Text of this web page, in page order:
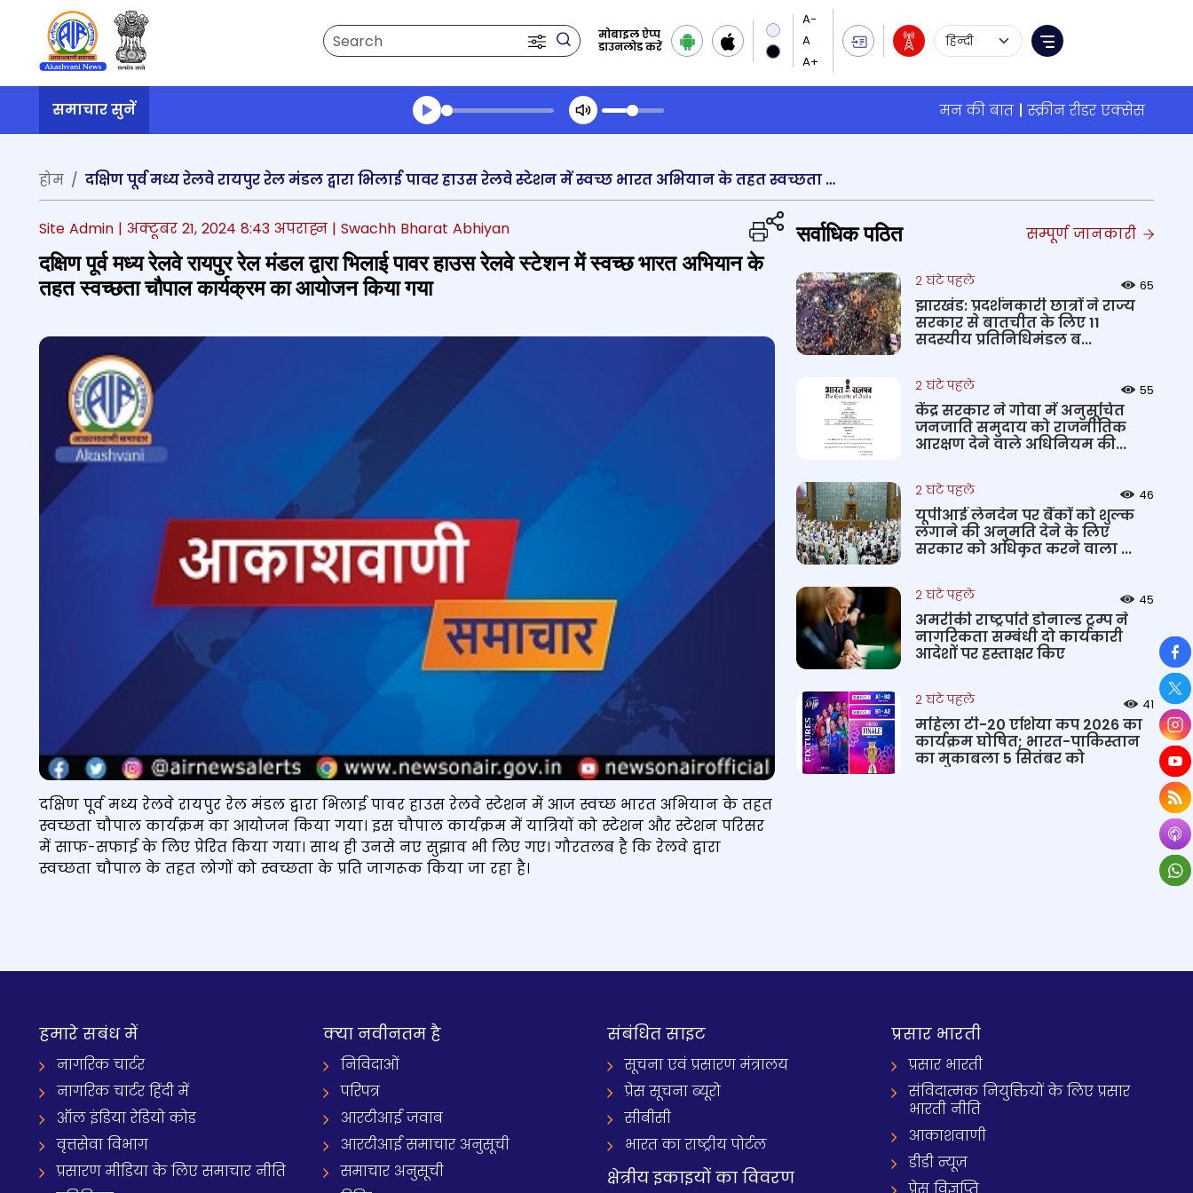
Search
मोबाइल ऐप्प
डाउनलोड करें
Language Selection
Menu
समाचार सुनें मन की बात
स्क्रीन रीडर एक्सेस
Transcript summary
होम
दक्षिण पूर्व मध्य रेलवे रायपुर रेल मंडल द्वारा भिलाई पावर हाउस रेलवे स्टेशन में स्वच्छ भारत अभियान के तहत स्वच्छता चौपाल कार्यक्रम का आयोजन किया गया
Site Admin | अक्टूबर 21, 2024 8:43 अपराह्न | Swachh Bharat Abhiyan
दक्षिण पूर्व मध्य रेलवे रायपुर रेल मंडल द्वारा भिलाई पावर हाउस रेलवे स्टेशन में स्वच्छ भारत अभियान के
तहत स्वच्छता चौपाल कार्यक्रम का आयोजन किया गया
दक्षिण पूर्व मध्य रेलवे रायपुर रेल मंडल द्वारा भिलाई पावर हाउस रेलवे स्टेशन में आज स्वच्छ भारत अभियान के तहत
स्वच्छता चौपाल कार्यक्रम का आयोजन किया गया। इस चौपाल कार्यक्रम में यात्रियों को स्टेशन और स्टेशन परिसर
में साफ-सफाई के लिए प्रेरित किया गया। साथ ही उनसे नए सुझाव भी लिए गए। गौरतलब है कि रेलवे द्वारा
स्वच्छता चौपाल के तहत लोगों को स्वच्छता के प्रति जागरूक किया जा रहा है।
सर्वाधिक पठित सम्पूर्ण जानकारी
2 घंटे पहले 65
झारखंड: प्रदर्शनकारी छात्रों ने राज्य
सरकार से बातचीत के लिए 11
सदस्यीय प्रतिनिधिमंडल ब...
2 घंटे पहले 55
केंद्र सरकार ने गोवा में अनुसूचित
जनजाति समुदाय को राजनीतिक
आरक्षण देने वाले अधिनियम की...
2 घंटे पहले 46
यूपीआई लेनदेन पर बैंकों को शुल्क
लगाने की अनुमति देने के लिए
सरकार को अधिकृत करने वाला ...
2 घंटे पहले 45
अमरीकी राष्ट्रपति डोनाल्ड ट्रम्प ने
नागरिकता सम्बंधी दो कार्यकारी
आदेशों पर हस्ताक्षर किए
2 घंटे पहले 41
महिला टी-20 एशिया कप 2026 का
कार्यक्रम घोषित; भारत-पाकिस्तान
का मुकाबला 5 सितंबर को
हमारे सबंध में
नागरिक चार्टर
नागरिक चार्टर हिंदी में
ऑल इंडिया रेडियो कोड
वृत्तसेवा विभाग
प्रसारण मीडिया के लिए समाचार नीति
क्‍या नवीनतम है
निविदाओं
परिपत्र
आरटीआई जवाब
आरटीआई समाचार अनुसूची
समाचार अनुसूची
संबंधित साइट
सूचना एवं प्रसारण मंत्रालय
प्रेस सूचना ब्यूरो
सीबीसी
भारत का राष्ट्रीय पोर्टल
क्षेत्रीय इकाइयों का विवरण
प्रसार भारती
प्रसार भारती
संविदात्मक नियुक्तियों के लिए प्रसार
भारती नीति
आकाशवाणी
डीडी न्यूज़